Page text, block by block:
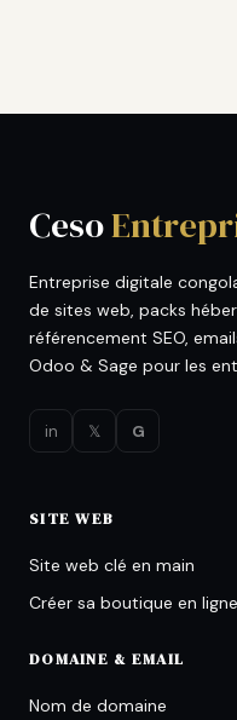
Ceso
Entreprise digitale
de sites web, packs
référencement SEO,
Odoo & Sage pour les
in 𝕏 G
SITE WEB
Site web clé en main
Créer sa boutique en ligne
DOMAINE & EMAIL
Nom de domaine